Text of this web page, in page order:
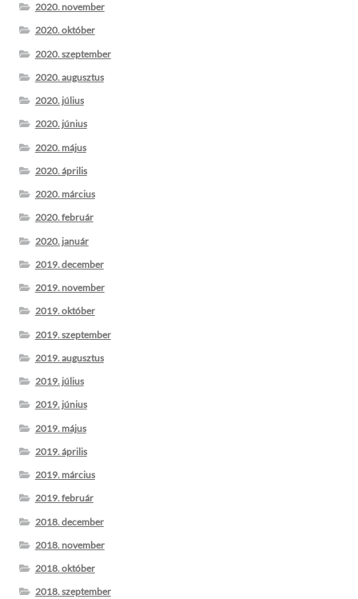
2020. november
2020. október
2020. szeptember
2020. augusztus
2020. július
2020. június
2020. május
2020. április
2020. március
2020. február
2020. január
2019. december
2019. november
2019. október
2019. szeptember
2019. augusztus
2019. július
2019. június
2019. május
2019. április
2019. március
2019. február
2018. december
2018. november
2018. október
2018. szeptember